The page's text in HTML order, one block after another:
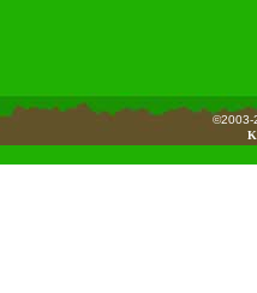
©2003-